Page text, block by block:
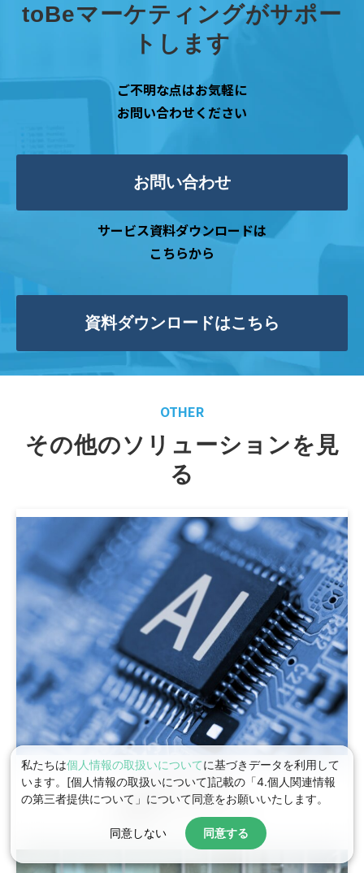
toBeマーケティングがサポー
トします
ご不明な点はお気軽に
お問い合わせください
お問い合わせ
サービス資料ダウンロードは
こちらから
資料ダウンロードはこちら
OTHER
その他のソリューションを見
る
Agentforce
支援ラインナップ
私たちは個人情報の取扱いについてに基づきデータを利用して
います。[個人情報の取扱いについて]記載の「4.個人関連情報
の第三者提供について」について同意をお願いいたします。
同意しない 同意する